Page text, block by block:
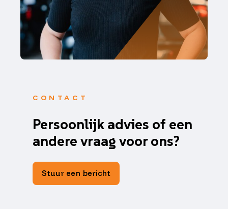
CONTACT
Persoonlijk advies of een
andere vraag voor ons?
Stuur een bericht